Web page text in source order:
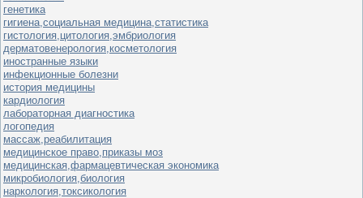
генетика
гигиена,социальная медицина,статистика
гистология,цитология,эмбриология
дерматовенерология,косметология
иностранные языки
инфекционные болезни
история медицины
кардиология
лабораторная диагностика
логопедия
массаж,реабилитация
медицинское право,приказы моз
медицинская,фармацевтическая экономика
микробиология,биология
наркология,токсикология